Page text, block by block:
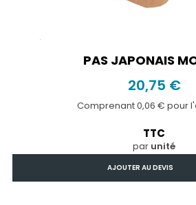
PAS JAPONAIS
20,75 €
Comprenant 0,06 € pour
TTC
par unité
AJOUTER AU DEVIS